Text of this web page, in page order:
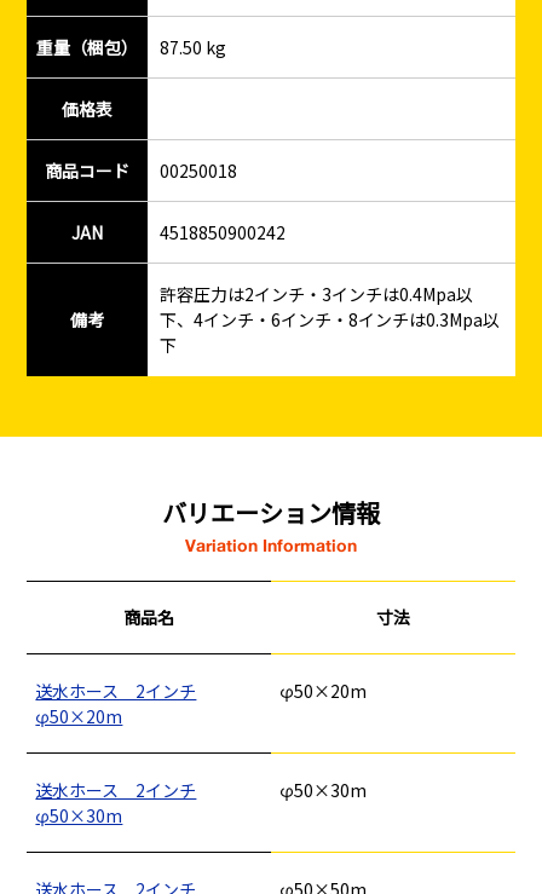
重量（梱包） 87.50 kg
価格表
商品コード 00250018
JAN 4518850900242
備考
許容圧力は2インチ・3インチは0.4Mpa以
下、4インチ・6インチ・8インチは0.3Mpa以
下
バリエーション情報
Variation Information
商品名 寸法
送水ホース 2インチ
φ50×20m
φ50×20m
送水ホース 2インチ
φ50×30m
φ50×30m